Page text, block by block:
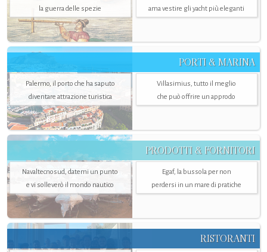
la guerra delle spezie
ama vestire gli yacht più eleganti
PORTI & MARINA
Palermo, il porto che ha saputo
diventare attrazione turistica
Villasimius, tutto il meglio
che può offrire un approdo
PRODOTTI & FORNITORI
Navaltecnosud, datemi un punto
e vi solleverò il mondo nautico
Egaf, la bussola per non
perdersi in un mare di pratiche
RISTORANTI